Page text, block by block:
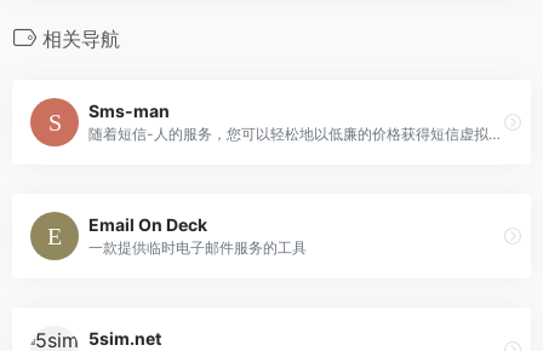
相关导航
Sms-man
随着短信-人的服务，您可以轻松地以低廉的价格获得短信虚拟号码。
Email On Deck
一款提供临时电子邮件服务的工具
5sim.net